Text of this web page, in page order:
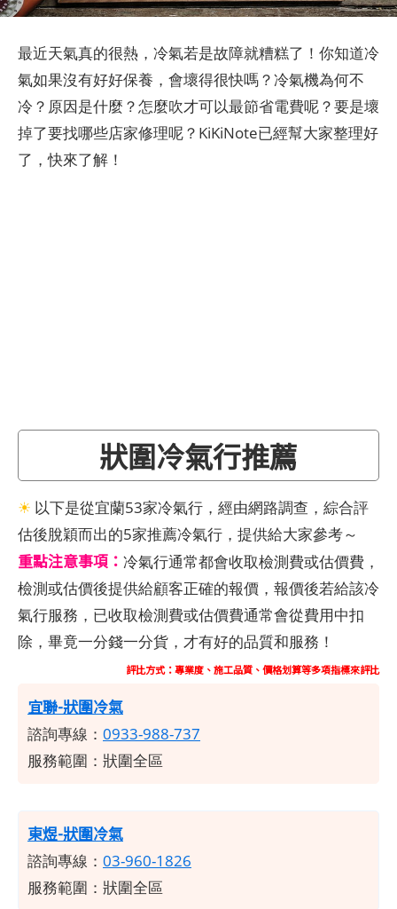
最近天氣真的很熱，冷氣若是故障就糟糕了！你知道冷
氣如果沒有好好保養，會壞得很快嗎？冷氣機為何不
冷？原因是什麼？怎麼吹才可以最節省電費呢？要是壞
掉了要找哪些店家修理呢？KiKiNote已經幫大家整理好
了，快來了解！
狀圍冷氣行推薦
☀ 以下是從宜蘭53家冷氣行，經由網路調查，綜合評
估後脫穎而出的5家推薦冷氣行，提供給大家參考～
重點注意事項： 冷氣行通常都會收取檢測費或估價費，
檢測或估價後提供給顧客正確的報價，報價後若給該冷
氣行服務，已收取檢測費或估價費通常會從費用中扣
除，畢竟一分錢一分貨，才有好的品質和服務！
評比方式：專業度、施工品質、價格划算等多項指標來評比
宜聯-狀圍冷氣
諮詢專線： 0933-988-737
服務範圍：狀圍全區
東煜-狀圍冷氣
諮詢專線： 03-960-1826
服務範圍：狀圍全區